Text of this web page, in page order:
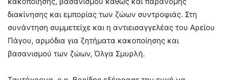
διακίνησης και εμπορίας των ζώων συντροφιάς. Στη
συνάντηση συμμετείχε και η αντιεισαγγελέας του Αρείου
Πάγου, αρμόδια για ζητήματα κακοποίησης και
βασανισμού των ζώων, Όλγα Σμυρλή.